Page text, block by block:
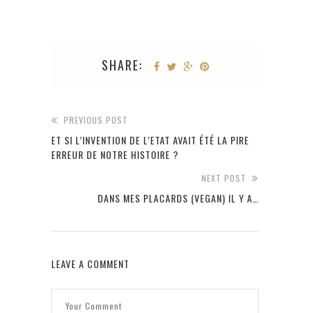
SHARE:
PREVIOUS POST
ET SI L’INVENTION DE L’ETAT AVAIT ÉTÉ LA PIRE
ERREUR DE NOTRE HISTOIRE ?
NEXT POST
DANS MES PLACARDS (VEGAN) IL Y A…
LEAVE A COMMENT